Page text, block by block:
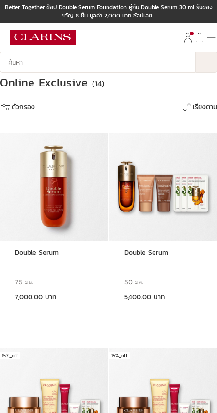
ไปที่ส่วนท้าย
Better Together ช้อป Double Serum Foundation คู่กับ Double Serum 30 ml รับของ
ขวัญ 8 ชิ้น มูลค่า 2,000 บาท ช้อปเลย
บันทึกข้อมูลค้นหา
Online Exclusive (14)
ตัวกรอง เรียงตาม
Double Serum
75 มล.
7,000.00 บาท
Double Serum
50 มล.
5,400.00 บาท
15%_off 15%_off